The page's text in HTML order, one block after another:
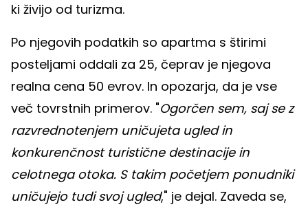
ki živijo od turizma.
Po njegovih podatkih so apartma s štirimi
posteljami oddali za 25, čeprav je njegova
realna cena 50 evrov. In opozarja, da je vse
več tovrstnih primerov. "Ogorčen sem, saj se z
razvrednotenjem uničujeta ugled in
konkurenčnost turistične destinacije in
celotnega otoka. S takim početjem ponudniki
uničujejo tudi svoj ugled," je dejal. Zaveda se,